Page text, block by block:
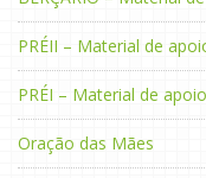
PRÉII – Material de
PRÉI – Material de
Oração das Mães